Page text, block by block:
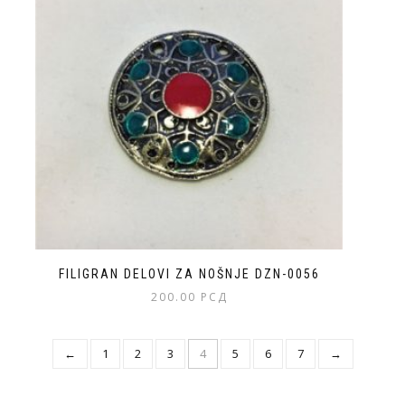
FILIGRAN DELOVI ZA NOŠNJE DZN-0056
200.00 РСД
← 1 2 3 4 5 6 7 →